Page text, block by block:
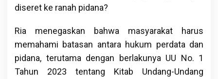
diseret ke ranah pidana?
Ria menegaskan bahwa masyarakat harus
memahami batasan antara hukum perdata dan
pidana, terutama dengan berlakunya UU No. 1
Tahun 2023 tentang Kitab Undang-Undang